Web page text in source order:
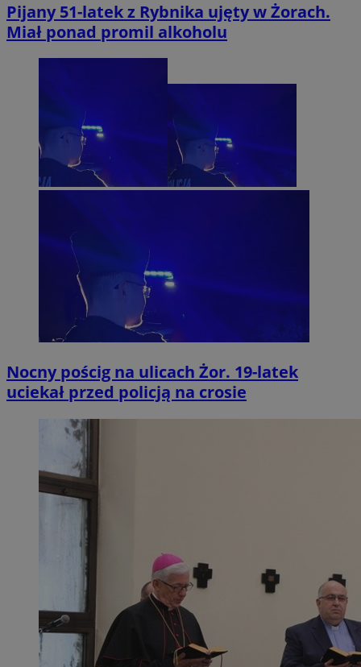
Pijany 51-latek z Rybnika ujęty w Żorach.
Miał ponad promil alkoholu
Nocny pościg na ulicach Żor. 19-latek
uciekał przed policją na crosie